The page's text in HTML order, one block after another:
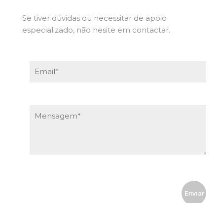
Se tiver dúvidas ou necessitar de apoio
especializado, não hesite em contactar.